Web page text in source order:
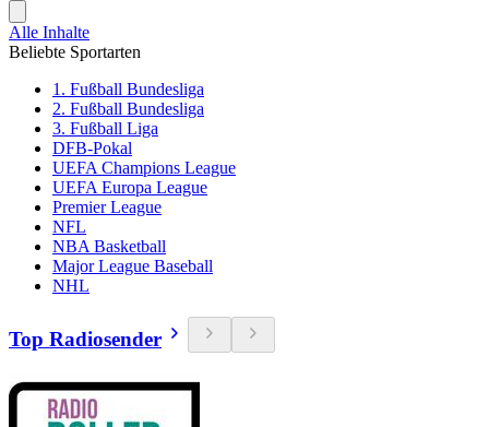
Alle Inhalte
Beliebte Sportarten
1. Fußball Bundesliga
2. Fußball Bundesliga
3. Fußball Liga
DFB-Pokal
UEFA Champions League
UEFA Europa League
Premier League
NFL
NBA Basketball
Major League Baseball
NHL
Top Radiosender